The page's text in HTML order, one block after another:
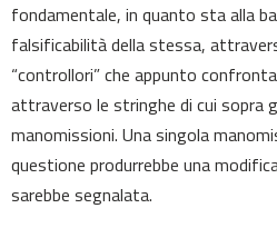
fondamentale, in quanto sta alla
falsificabilità della stessa,
“controllori” che appunto
attraverso le stringhe di cui sopra
manomissioni. Una singola
questione produrrebbe una
sarebbe segnalata.